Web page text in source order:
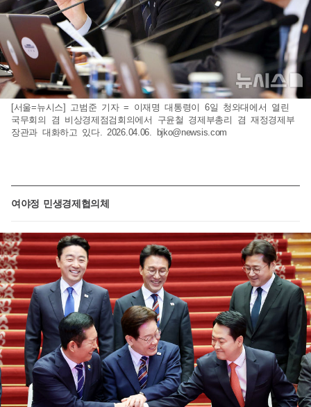
[서울=뉴시스] 고범준 기자 = 이재명 대통령이 6일 청와대에서 열린
국무회의 겸 비상경제점검회의에서 구윤철 경제부총리 겸 재정경제부
장관과 대화하고 있다. 2026.04.06.
bjko@newsis.com
여야정 민생경제협의체